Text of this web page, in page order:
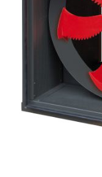
material for
Ventilación
Amplia gama